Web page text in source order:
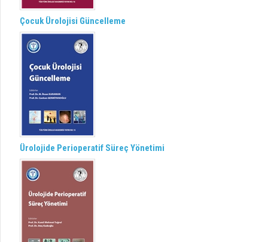
Çocuk Ürolojisi Güncelleme
Ürolojide Perioperatif Süreç Yönetimi